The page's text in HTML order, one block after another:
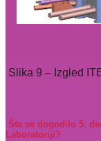
Slika 9 – Izgled
Šta se dogodilo 5.
Laboratoriji?